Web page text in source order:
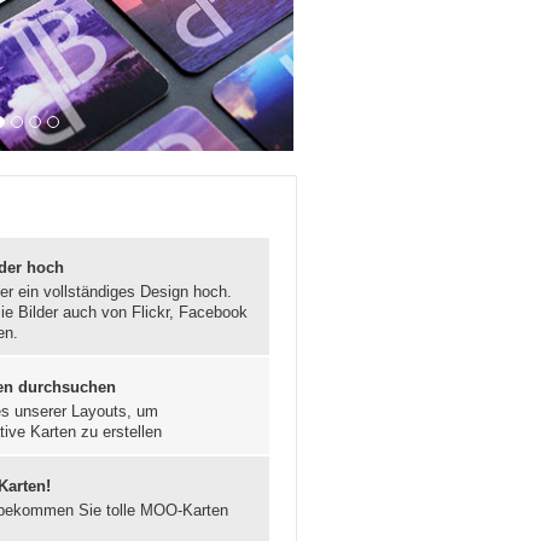
hoch
ein vollständiges Design hoch.
Bilder auch von Flickr, Facebook
durchsuchen
unserer Layouts, um
Karten zu erstellen
Sie tolle MOO-Karten